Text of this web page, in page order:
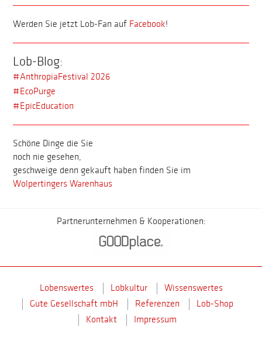
Werden Sie jetzt Lob-Fan auf Facebook!
Lob-Blog:
#AnthropiaFestival 2026
#EcoPurge
#EpicEducation
Schöne Dinge die Sie
noch nie gesehen,
geschweige denn gekauft haben finden Sie im
Wolpertingers Warenhaus
Partnerunternehmen & Kooperationen:
Lobenswertes Lobkultur
Wissenswertes
Gute Gesellschaft mbH
Referenzen
Lob-Shop
Kontakt
Impressum